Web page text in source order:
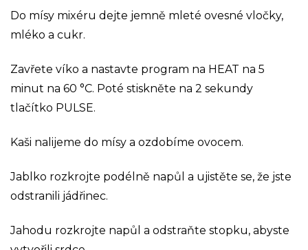
Do mísy mixéru dejte jemně mleté ovesné vločky,
mléko a cukr.
Zavřete víko a nastavte program na HEAT na 5
minut na 60 °C. Poté stiskněte na 2 sekundy
tlačítko PULSE.
Kaši nalijeme do mísy a ozdobíme ovocem.
Jablko rozkrojte podélně napůl a ujistěte se, že jste
odstranili jádřinec.
Jahodu rozkrojte napůl a odstraňte stopku, abyste